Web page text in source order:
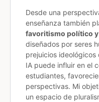
Desde una
enseñanza también
favoritismo político
diseñados por seres
prejuicios ideológicos
IA puede influir en el
estudiantes,
perspectivas. Mi
un espacio de